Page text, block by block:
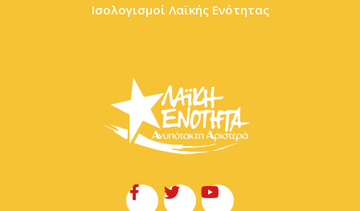
Ισολογισμοί Λαϊκής Ενότητας